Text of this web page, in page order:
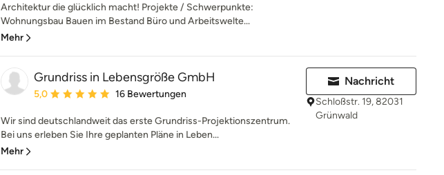
Architektur die glücklich macht! Projekte / Schwerpunkte:
Wohnungsbau Bauen im Bestand Büro und Arbeitswelte...
Mehr
Grundriss in Lebensgröße GmbH
Durchschnittliche Bewertung: 5 von 5 Sternen
5,0 16 Bewertungen
Wir sind deutschlandweit das erste Grundriss-Projektionszentrum.
Bei uns erleben Sie Ihre geplanten Pläne in Leben...
Mehr
Nachricht
Schloßstr. 19, 82031
Grünwald